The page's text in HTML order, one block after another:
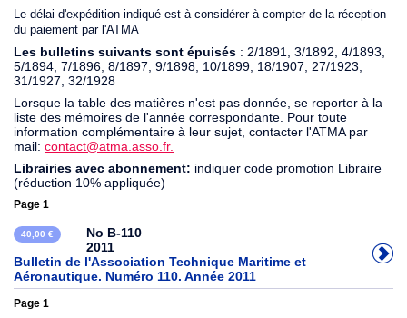
Le délai d'expédition indiqué est à considérer à compter de la réception
du paiement par l'ATMA
Les bulletins suivants sont épuisés : 2/1891, 3/1892, 4/1893,
5/1894, 7/1896, 8/1897, 9/1898, 10/1899, 18/1907, 27/1923,
31/1927, 32/1928
Lorsque la table des matières n'est pas donnée, se reporter à la
liste des mémoires de l'année correspondante. Pour toute
information complémentaire à leur sujet, contacter l'ATMA par
mail: contact@atma.asso.fr.
Librairies avec abonnement: indiquer code promotion Libraire
(réduction 10% appliquée)
Page 1
40,00 €
No B-110
2011
Bulletin de l'Association Technique Maritime et
Aéronautique. Numéro 110. Année 2011
Page 1